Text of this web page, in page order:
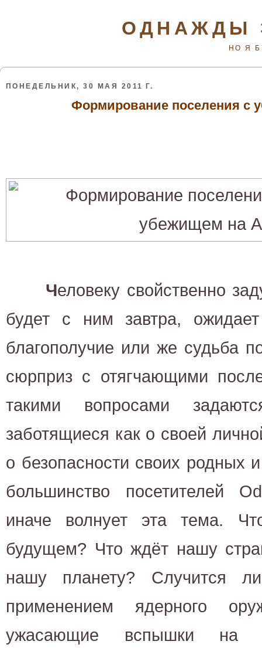
ОДНАЖДЫ
НО Я
ПОНЕДЕЛЬНИК, 30 МАЯ 2011 Г.
Формирование поселения с
Человеку свойственно
будет с ним завтра,
благополучие или же судьба
сюрприз с отягчающими
такими вопросами
заботящиеся как о своей
о безопасности своих родных
большинство посетителей
иначе волнует эта тема.
будущем? Что ждёт нашу
нашу планету? Случится
применением ядерного
ужасающие вспышки на